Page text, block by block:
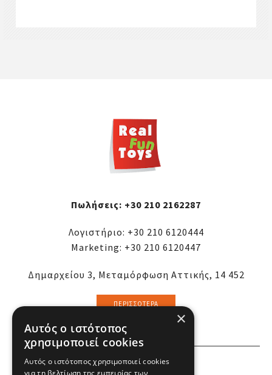
Πωλήσεις: +30 210 2162287
Λογιστήριο: +30 210 6120444
Marketing: +30 210 6120447
Δημαρχείου 3, Μεταμόρφωση Αττικής, 14 452
ΠΕΡΙΣΣΌΤΕΡΑ
ΕΜΕΙΣ
×
Αυτός ο ιστότοπος
χρησιμοποιεί cookies
Αυτός ο ιστότοπος χρησιμοποιεί cookies
για τη βελτίωση της εμπειρίας των